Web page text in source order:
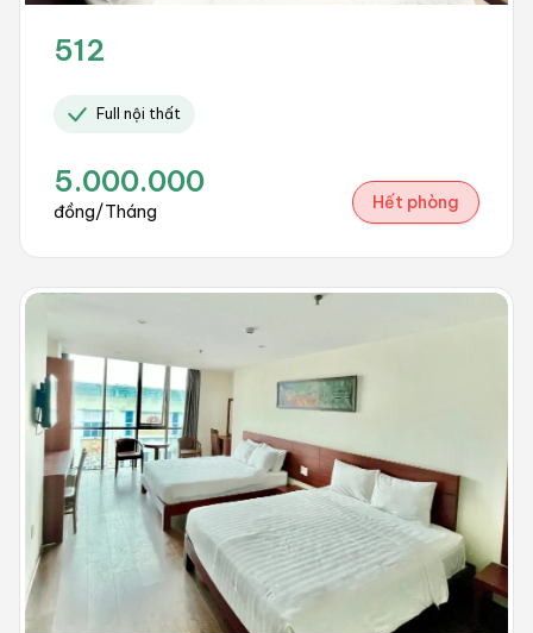
512
Full nội thất
5.000.000
đồng/Tháng Hết phòng